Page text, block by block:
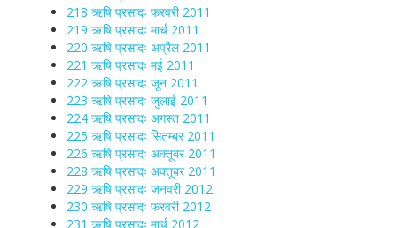
218 ऋषि प्रसादः फरवरी 2011
219 ऋषि प्रसादः मार्च 2011
220 ऋषि प्रसादः अप्रैल 2011
221 ऋषि प्रसादः मई 2011
222 ऋषि प्रसादः जून 2011
223 ऋषि प्रसादः जुलाई 2011
224 ऋषि प्रसादः अगस्त 2011
225 ऋषि प्रसादः सितम्बर 2011
226 ऋषि प्रसादः अक्तूबर 2011
228 ऋषि प्रसादः अक्तूबर 2011
229 ऋषि प्रसादः जनवरी 2012
230 ऋषि प्रसादः फरवरी 2012
231 ऋषि प्रसादः मार्च 2012